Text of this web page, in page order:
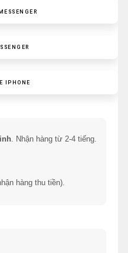
IPHONE
. Nhận hàng từ 2-4 tiếng.
hàng thu tiền).